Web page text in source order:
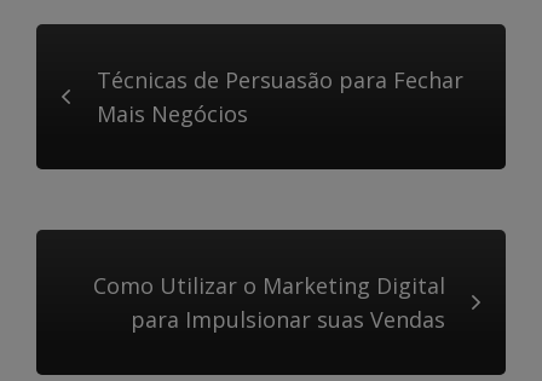
Técnicas de Persuasão para Fechar
Mais Negócios
Como Utilizar o Marketing Digital
para Impulsionar suas Vendas